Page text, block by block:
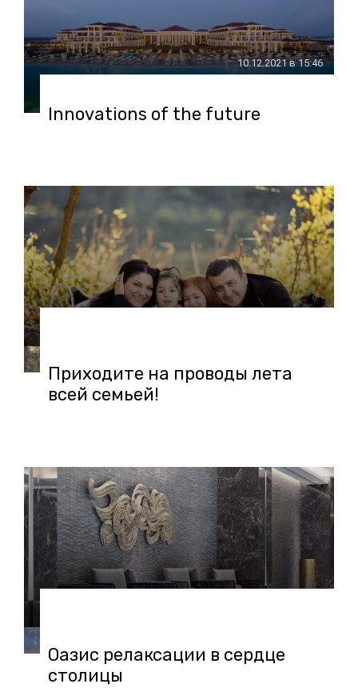
10.12.2021 в 15:46
Innovations of the future
Приходите на проводы лета
всей семьей!
Оазис релаксации в сердце
столицы